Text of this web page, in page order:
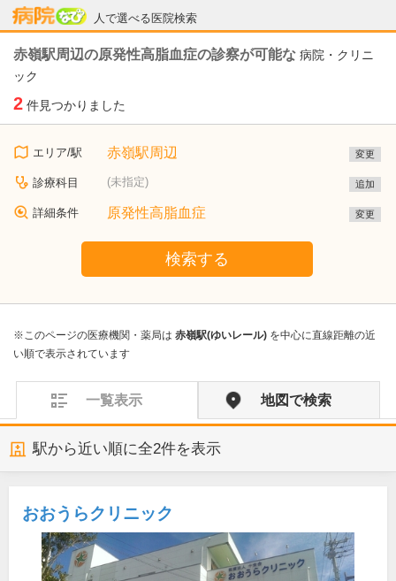
人で選べる医院検索
病院なび
赤嶺駅周辺の原発性高脂血症の診察が可能な 病院・クリニ
ック
2 件見つかりました
エリア/駅 赤嶺駅周辺 変更
診療科目 (未指定) 追加
詳細条件 原発性高脂血症 変更
検索する
※このページの医療機関・薬局は 赤嶺駅(ゆいレール) を中心に直線距離の近
い順で表示されています
一覧表示 地図で検索
駅から近い順に全2件を表示
おおうらクリニック